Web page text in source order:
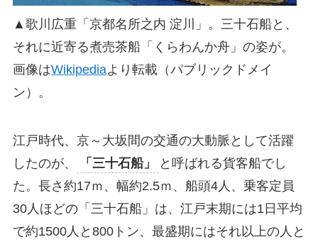
▲歌川広重「京都名所之内 淀川」。三十石船と、
それに近寄る煮売茶船「くらわんか舟」の姿が。
画像はWikipediaより転載（パブリックドメイ
ン）。
江戸時代、京～大坂間の交通の大動脈として活躍
したのが、
「三十石船」
と呼ばれる貨客船でし
た。長さ約17ｍ、幅約2.5ｍ、船頭4人、乗客定員
30人ほどの「三十石船」は、江戸末期には1日平均
で約1500人と800トン、最盛期にはそれ以上の人と